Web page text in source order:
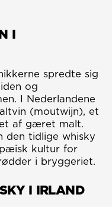
af stille
og ægte
hvor
ikke
men
I
spredte sig
og
I Nederlandene
(moutwijn), et
af gæret malt.
den tidlige whisky
kultur for
i bryggeriet.
I IRLAND